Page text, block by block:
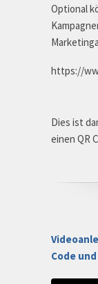
Optional
https://
Dies ist
einen QR
Code